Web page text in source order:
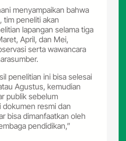
menyampaikan bahwa
tim peneliti akan
lapangan selama tiga
April, dan Mei,
serta wawancara
penelitian ini bisa selesai
Agustus, kemudian
publik sebelum
resmi dan
bisa dimanfaatkan oleh
pendidikan,”